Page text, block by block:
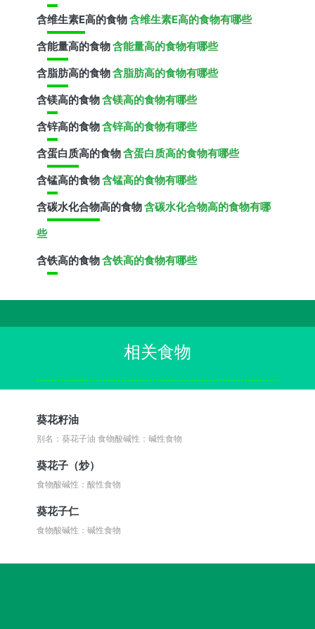
含维生素E高的食物含维生素E高的食物有哪些
含能量高的食物含能量高的食物有哪些
含脂肪高的食物含脂肪高的食物有哪些
含镁高的食物含镁高的食物有哪些
含锌高的食物含锌高的食物有哪些
含蛋白质高的食物含蛋白质高的食物有哪些
含锰高的食物含锰高的食物有哪些
含碳水化合物高的食物含碳水化合物高的食物有哪
些
含铁高的食物含铁高的食物有哪些
相关食物
葵花籽油
别名：葵花子油食物酸碱性：碱性食物
葵花子（炒）
食物酸碱性：酸性食物
葵花子仁
食物酸碱性：碱性食物